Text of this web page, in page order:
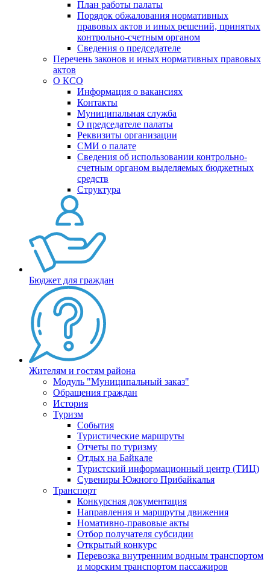
План работы палаты
Порядок обжалования нормативных
правовых актов и иных решений, принятых
контрольно-счетным органом
Сведения о председателе
Перечень законов и иных нормативных правовых
актов
О КСО
Информация о вакансиях
Контакты
Муниципальная служба
О председателе палаты
Реквизиты организации
СМИ о палате
Сведения об использовании контрольно-
счетным органом выделяемых бюджетных
средств
Структура
Бюджет для граждан
Жителям и гостям района
Модуль "Муниципальный заказ"
Обращения граждан
История
Туризм
События
Туристические маршруты
Отчеты по туризму
Отдых на Байкале
Туристский информационный центр (ТИЦ)
Сувениры Южного Прибайкалья
Транспорт
Конкурсная документация
Направления и маршруты движения
Номативно-правовые акты
Отбор получателя субсидии
Открытый конкурс
Перевозка внутренним водным транспортом
и морским транспортом пассажиров